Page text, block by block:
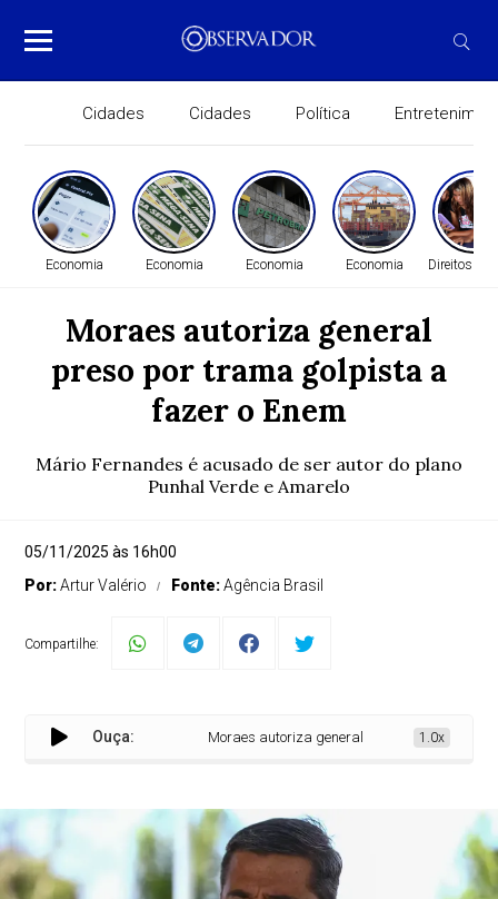
Cidades Cidades Política
Economia Economia Economia Economia Direitos
Moraes autoriza general
preso por trama golpista a
fazer o Enem
Mário Fernandes é acusado de ser autor do plano
Punhal Verde e Amarelo
05/11/2025 às 16h00
Por:Artur Valério Fonte:Agência Brasil
Compartilhe:
Ouça: Moraes autoriza general preso por trama
1.0x